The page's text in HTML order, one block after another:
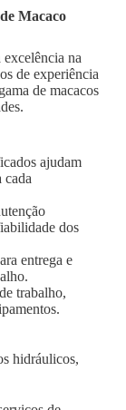
Macaco
na
de experiência
de macacos
ajudam
cada
dos
entrega e
trabalho,
hidráulicos,